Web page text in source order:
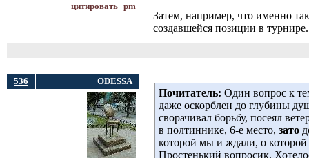
цитировать pm
Затем, например, что именно
создавшейся позиции в турнире.
536 ODESSA
Почитатель: Один вопрос к
даже оскорблен до глубины
сворачивал борьбу, посеял
в полтиннике, 6-е место, зато
которой мы и ждали, о
Простенький вопросик.